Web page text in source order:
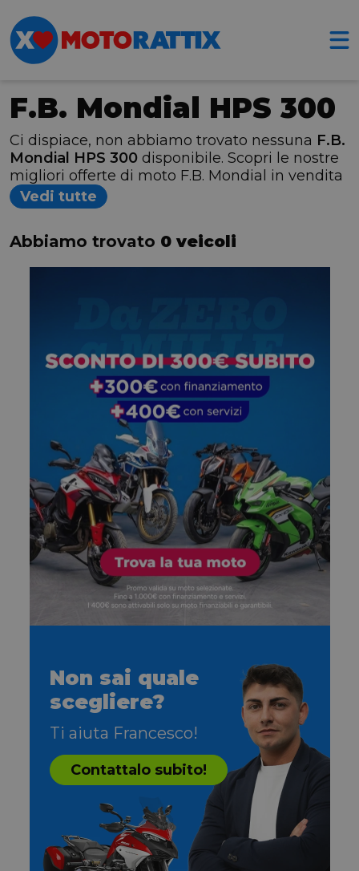
F.B. Mondial HPS 300
Ci dispiace, non abbiamo trovato nessuna F.B.
Mondial HPS 300 disponibile. Scopri le nostre
migliori offerte di moto F.B. Mondial in vendita
Vedi tutte
Abbiamo trovato 0 veicoli
Non sai quale
scegliere?
Ti aiuta Francesco!
Contattalo subito!